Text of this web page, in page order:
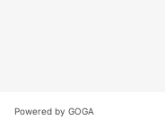
Powered by GOGA